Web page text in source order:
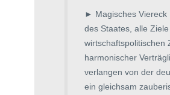
► Magisches Viereck
des Staates, alle
wirtschaftspolitischen
harmonischer
verlangen von der
ein gleichsam